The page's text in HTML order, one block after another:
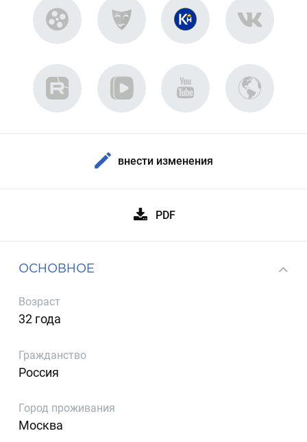
внести изменения
PDF
ОСНОВНОЕ
Возраст
32 года
Гражданство
Россия
Город проживания
Москва